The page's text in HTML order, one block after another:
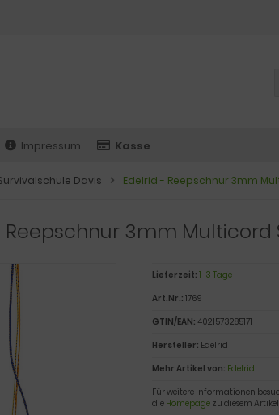
Impressum Kasse
Davis Edelrid - Reepschnur 3mm
Reepschnur 3mm Multicord
Lieferzeit: 1-3 Tage
Art.Nr.: 1769
GTIN/EAN: 4021573285171
Hersteller: Edelrid
Mehr Artikel von: Edelrid
Für weitere Informationen
die Homepagezu diesem Artikel.